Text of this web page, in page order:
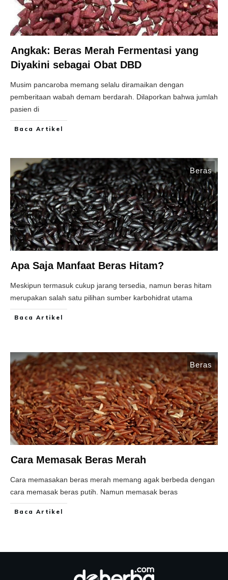
Angkak: Beras Merah Fermentasi yang
Diyakini sebagai Obat DBD
Musim pancaroba memang selalu diramaikan dengan
pemberitaan wabah demam berdarah. Dilaporkan bahwa jumlah
pasien di
Baca Artikel
Beras
Apa Saja Manfaat Beras Hitam?
Meskipun termasuk cukup jarang tersedia, namun beras hitam
merupakan salah satu pilihan sumber karbohidrat utama
Baca Artikel
Beras
Cara Memasak Beras Merah
Cara memasakan beras merah memang agak berbeda dengan
cara memasak beras putih. Namun memasak beras
Baca Artikel